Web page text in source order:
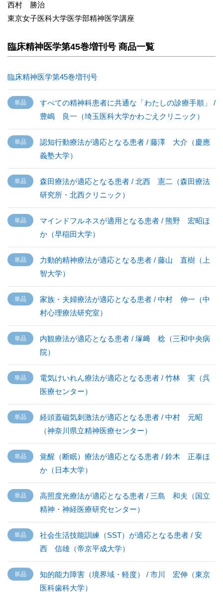
西村 勝治
東京女子医科大学医学部精神医学講座
臨床精神医学第45巻増刊号 商品一覧
臨床精神医学第45巻増刊号
すべての精神科患者に共通な「わたしの診療手順」 /
豊嶋 良一（埼玉医科大学かわごえクリニック）
認知行動療法が適応となる患者 / 藤澤 大介（慶應
義塾大学）
森田療法が適応となる患者 / 北西 憲二（森田療法
研究所・北西クリニック）
マインドフルネスが適用となる患者 / 熊野 宏昭ほ
か（早稲田大学）
力動的精神療法が適応となる患者 / 藤山 直樹（上
智大学）
家族・夫婦療法が適応となる患者 / 中村 伸一（中
村心理療法研究室）
内観療法が適応となる患者 / 塚﨑 稔（三和中央病
院）
電気けいれん療法が適応となる患者 / 竹林 実（呉
医療センター）
経頭蓋磁気刺激法が適応となる患者 / 中村 元昭
（神奈川県立精神医療センター）
覚醒（断眠）療法が適応となる患者 / 鈴木 正泰ほ
か（日本大学）
高照度光療法が適応となる患者 / 三島 和夫（国立
精神・神経医療研究センター）
社会生活技能訓練（SST）が適応となる患者 / 安
西 信雄（帝京平成大学）
知的能力障害（境界域・軽度） / 市川 宏伸（東京
医科歯科大学）